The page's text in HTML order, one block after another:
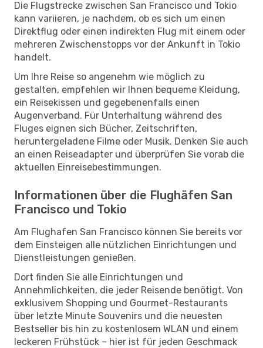
Die Flugstrecke zwischen San Francisco und Tokio
kann variieren, je nachdem, ob es sich um einen
Direktflug oder einen indirekten Flug mit einem oder
mehreren Zwischenstopps vor der Ankunft in Tokio
handelt.
Um Ihre Reise so angenehm wie möglich zu
gestalten, empfehlen wir Ihnen bequeme Kleidung,
ein Reisekissen und gegebenenfalls einen
Augenverband. Für Unterhaltung während des
Fluges eignen sich Bücher, Zeitschriften,
heruntergeladene Filme oder Musik. Denken Sie auch
an einen Reiseadapter und überprüfen Sie vorab die
aktuellen Einreisebestimmungen.
Informationen über die Flughäfen San
Francisco und Tokio
Am Flughafen San Francisco können Sie bereits vor
dem Einsteigen alle nützlichen Einrichtungen und
Dienstleistungen genießen.
Dort finden Sie alle Einrichtungen und
Annehmlichkeiten, die jeder Reisende benötigt. Von
exklusivem Shopping und Gourmet-Restaurants
über letzte Minute Souvenirs und die neuesten
Bestseller bis hin zu kostenlosem WLAN und einem
leckeren Frühstück – hier ist für jeden Geschmack